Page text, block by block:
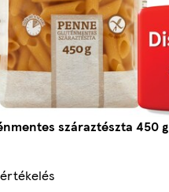
száraztészta 450 g